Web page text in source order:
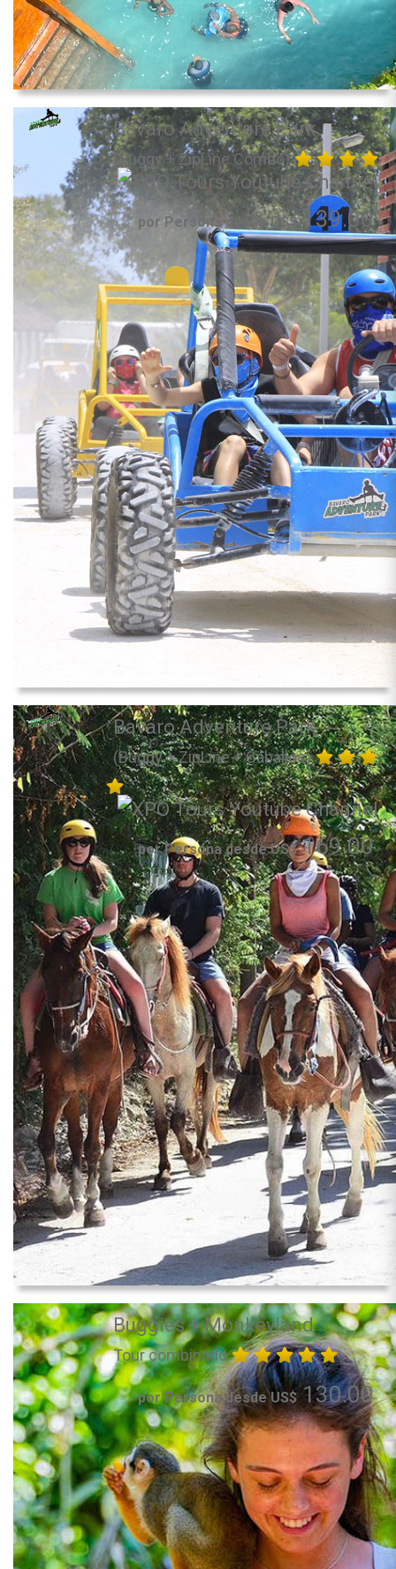
Bavaro Adventure Park
(Buggy + ZipLine Combo)
por Persona desde US$139.00
Bavaro Adventure Park
(Buggy + ZipLine + Caballos)
por Persona desde US$169.00
Buggies + Monkeyland
Tour combinado
por Persona desde US$130.00